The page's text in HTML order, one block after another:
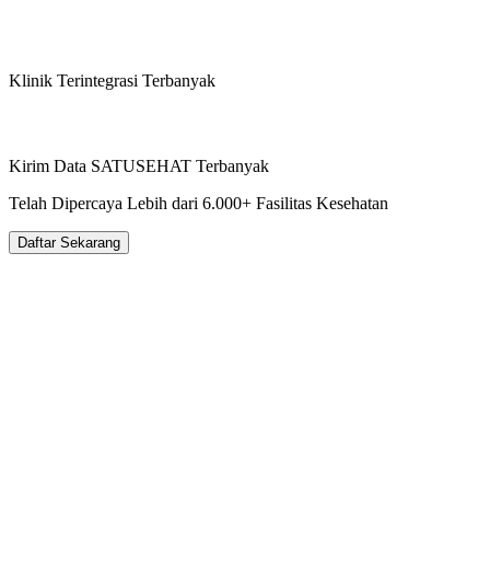
Klinik Terintegrasi Terbanyak
Kirim Data SATUSEHAT Terbanyak
Telah Dipercaya Lebih dari 6.000+ Fasilitas Kesehatan
Daftar Sekarang